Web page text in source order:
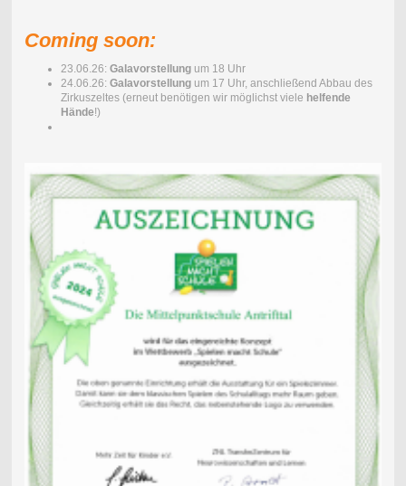
Coming soon:
23.06.26: Galavorstellungum 18 Uhr
24.06.26: Galavorstellungum 17 Uhr, anschließend Abbau des
Zirkuszeltes (erneut benötigen wir möglichst viele helfende
Hände!)